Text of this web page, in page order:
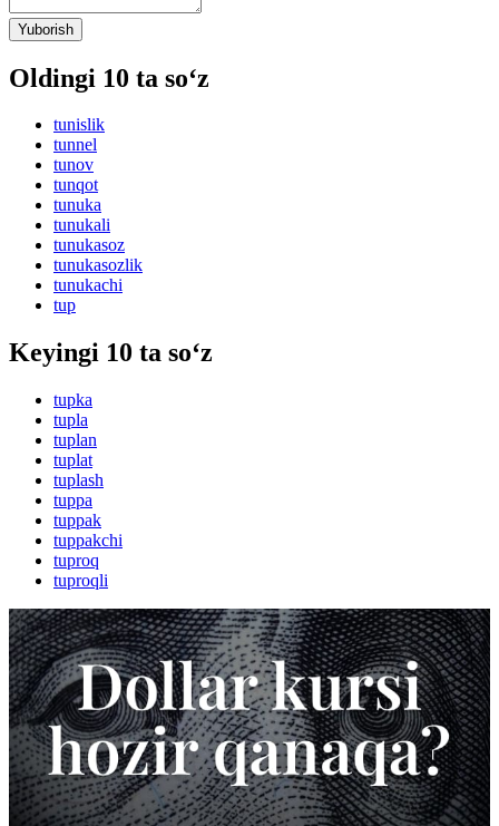
Yuborish
Oldingi 10 ta so‘z
tunislik
tunnel
tunov
tunqot
tunuka
tunukali
tunukasoz
tunukasozlik
tunukachi
tup
Keyingi 10 ta so‘z
tupka
tupla
tuplan
tuplat
tuplash
tuppa
tuppak
tuppakchi
tuproq
tuproqli